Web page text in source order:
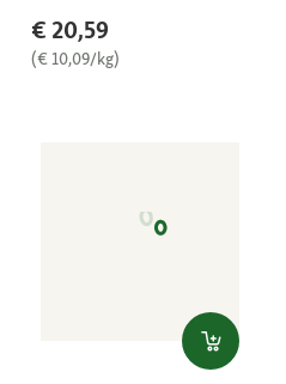
€ 20,59
(€ 10,09/kg)